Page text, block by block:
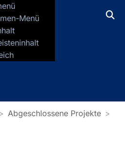
Menü
Zentrum für
Abgeschlossene Projekte